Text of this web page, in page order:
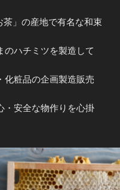
茶」の産地で有名な和束
のハチミツを製造して
化粧品の企画製造販売
・安全な物作りを心掛